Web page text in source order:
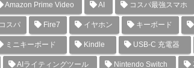
Amazon Prime Video AI コスパ最強スマホ
スパ Fire7 イヤホン キーボード
ミニキーボード Kindle USB-C 充電器
AIライティングツール Nintendo Switch